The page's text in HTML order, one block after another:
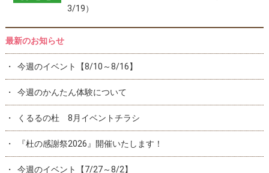
3/19）
最新のお知らせ
今週のイベント【8/10～8/16】
今週のかんたん体験について
くるるの杜 8月イベントチラシ
『杜の感謝祭2026』開催いたします！
今週のイベント【7/27～8/2】